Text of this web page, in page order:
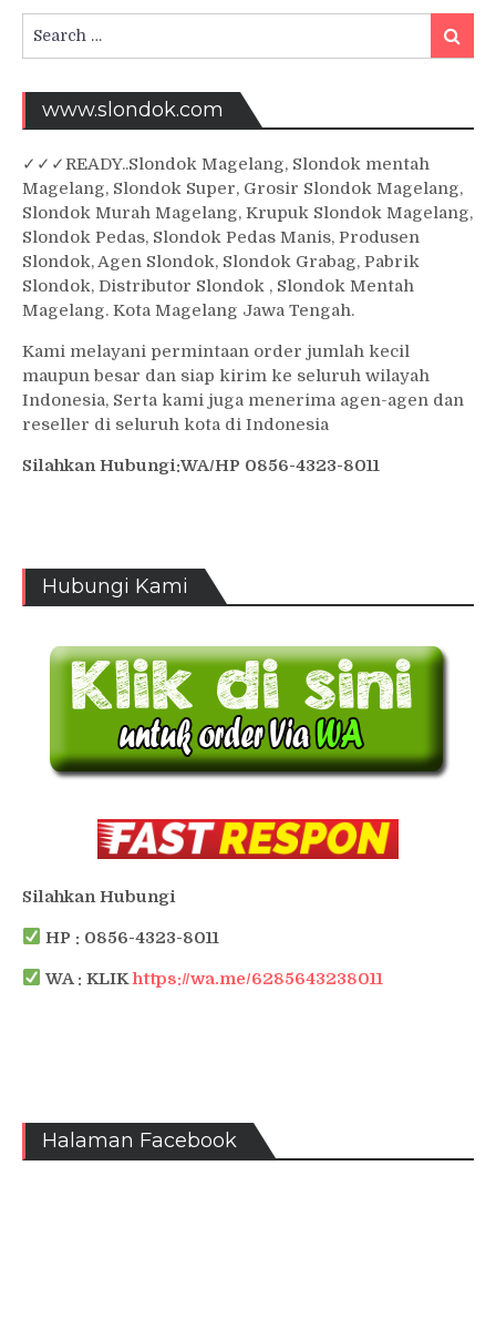
for:
Search
www.slondok.com
✓ ✓✓READY..Slondok Magelang, Slondok mentah
Magelang, Slondok Super, Grosir Slondok Magelang,
Slondok Murah Magelang, Krupuk Slondok Magelang,
Slondok Pedas, Slondok Pedas Manis, Produsen
Slondok, Agen Slondok, Slondok Grabag, Pabrik
Slondok, Distributor Slondok , Slondok Mentah
Magelang. Kota Magelang Jawa Tengah.
Kami melayani permintaan order jumlah kecil
maupun besar dan siap kirim ke seluruh wilayah
Indonesia, Serta kami juga menerima agen-agen dan
reseller di seluruh kota di Indonesia
Silahkan Hubungi:WA/HP 0856-4323-8011
Hubungi Kami
Silahkan Hubungi
HP : 0856-4323-8011
WA : KLIKhttps://wa.me/6285643238011
Halaman Facebook